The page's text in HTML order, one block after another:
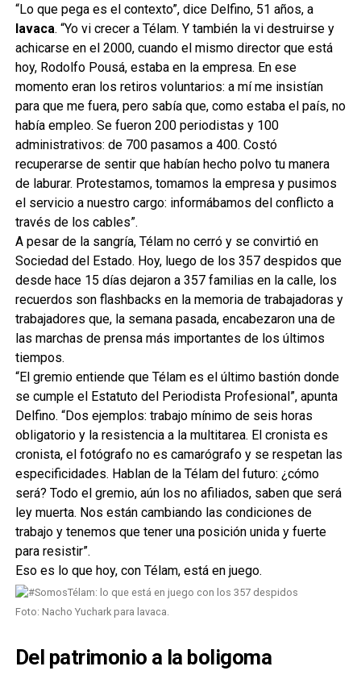
“Lo que pega es el contexto”, dice Delfino, 51 años, a
lavaca. “Yo vi crecer a Télam. Y también la vi destruirse y
achicarse en el 2000, cuando el mismo director que está
hoy, Rodolfo Pousá, estaba en la empresa. En ese
momento eran los retiros voluntarios: a mí me insistían
para que me fuera, pero sabía que, como estaba el país, no
había empleo. Se fueron 200 periodistas y 100
administrativos: de 700 pasamos a 400. Costó
recuperarse de sentir que habían hecho polvo tu manera
de laburar. Protestamos, tomamos la empresa y pusimos
el servicio a nuestro cargo: informábamos del conflicto a
través de los cables”.
A pesar de la sangría, Télam no cerró y se convirtió en
Sociedad del Estado. Hoy, luego de los 357 despidos que
desde hace 15 días dejaron a 357 familias en la calle, los
recuerdos son flashbacks en la memoria de trabajadoras y
trabajadores que, la semana pasada, encabezaron una de
las marchas de prensa más importantes de los últimos
tiempos.
“El gremio entiende que Télam es el último bastión donde
se cumple el Estatuto del Periodista Profesional”, apunta
Delfino. “Dos ejemplos: trabajo mínimo de seis horas
obligatorio y la resistencia a la multitarea. El cronista es
cronista, el fotógrafo no es camarógrafo y se respetan las
especificidades. Hablan de la Télam del futuro: ¿cómo
será? Todo el gremio, aún los no afiliados, saben que será
ley muerta. Nos están cambiando las condiciones de
trabajo y tenemos que tener una posición unida y fuerte
para resistir”.
Eso es lo que hoy, con Télam, está en juego.
Foto: Nacho Yuchark para lavaca.
Del patrimonio a la boligoma